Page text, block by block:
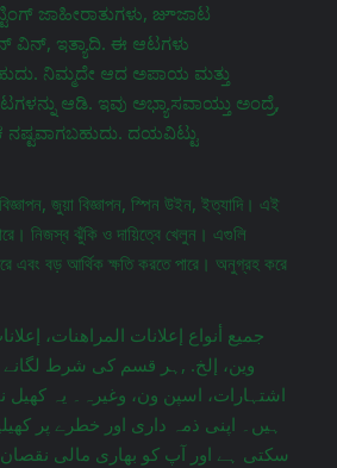
ಜಾಹೀರಾತುಗಳು, జూಜಾಟ
ವಿನ್, ಇತ್ಯಾದಿ. ಈ ಆಟಗಳು
ನಿಮ್ಮದೇ ಆದ ಅಪಾಯ ಮತ್ತು
ಆಡಿ. ಇವು ಅಭ್ಯಾಸವಾಯ್ತು ಅಂದ್ರೆ,
ದಯವಿಟ್ಟು
জুয়া বিজ্ঞাপন, স্পিন উইন, ইত্যাদি। এই
নিজস্ব ঝুঁকি ও দায়িত্বে খেলুন। এগুলি
এবং বড় আর্থিক ক্ষতি করতে পারে। অনুগ্রহ করে
وين، إلخ. ,ہر قسم کی شرط لگانے
اشتہارات، اسپن ون، وغیرہ۔ یہ
ہیں۔ اپنی ذمہ داری اور خطرے پر
سکتی ہے اور آپ کو بھاری مالی